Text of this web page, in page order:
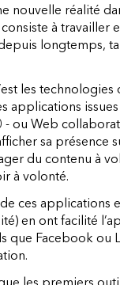
nouvelle réalité
à travailler
longtemps,
les
applications issues
- ou Web
sa présence
du contenu à
à volonté.
ces applications
en ont facilité
que Facebook ou